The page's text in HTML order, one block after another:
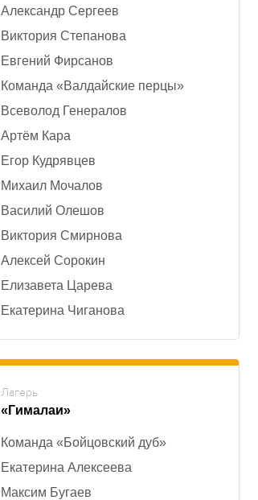
Александр Сергеев
Виктория Степанова
Евгений Фирсанов
Команда «Валдайские перцы»
Всеволод Генералов
Артём Кара
Егор Кудрявцев
Михаил Мочалов
Василий Олешов
Виктория Смирнова
Алексей Сорокин
Елизавета Царева
Екатерина Чиганова
Лагерь
«Гималаи»
Команда «Бойцовский дуб»
Екатерина Алексеева
Максим Бугаев